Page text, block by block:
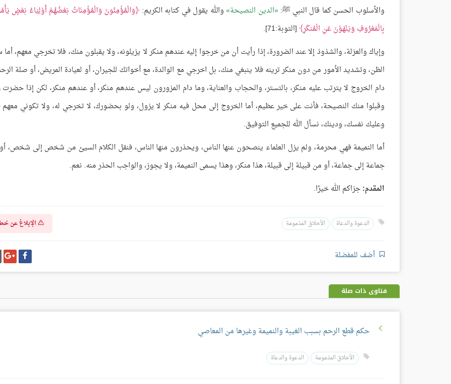
والأسلوب الحسن كما قال النبي ﷺ: الدين النصيحة والله يقول في كتابه الكريم: وَالْمُؤْمِنُونَ وَالْمُؤْمِنَاتُ بَعْضُهُمْ أَوْلِيَاءُ بَعْضٍ
بِالْمَعْرُوفِ وَيَنْهَوْنَ عَنِ الْمُنكَرِ [التوبة:71].
وإياك والعزلة، والشذوذ إلا عند الضرورة، إذا رأيت أن من خرجوا إليه عندهم منكر لا يزيلونه، ولا يقبلون منك، فلا تخرجي معهم،
الظن، وتشديد الأمور من دون منكر ترينه فلا ينبغي منك، بل اخرجي مع الوالدة، مع أخواتك للجيران، أو لعيادة المريض، أو صلة
دام الخروج لا يترتب عليه منكر، بالتستر، والحجاب والعناية، وما دام المزورون ليس عندهم منكر، أو عندهم منكر، لكن إذا حضرت
وقبلوا منك النصيحة، فأنت على خير عظيم، أما الخروج إلى محل فيه منكر لا يزول، ولو بحضورك، لا تخرجي له، ولا تكوني معهم
وعليك نفسك، ودينك، نسأل الله للجميع التوفيق.
أما النميمة فهي محرمة، ولم يزل العلماء ينصحون عنها الناس، ويحذرون منها الناس، فنقل الكلام السيئ من شخص إلى شخص،
جماعة إلى جماعة، أو من قبيلة إلى قبيلة، هذا منكر، وهذا يسمى النميمة، ولا يجوز، والواجب الحذر منه. نعم.
المقدم:جزاكم الله خيرًا.
الدعوة والدعاة الأخلاق المذمومة الإبلاغ عن
أضف للمفضلة شارك
على
فيسبوك
فتاوى ذات صلة
حكم قطع الرحم بسبب الغيبة والنميمة وغيرها من المعاصي
الأخلاق المذمومة الدعوة والدعاة